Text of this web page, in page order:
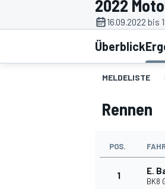
MOTOGP
2022
16.09.2022 bis
Überblick
MELDELISTE
Rennen
POS.
1 E.
BK8